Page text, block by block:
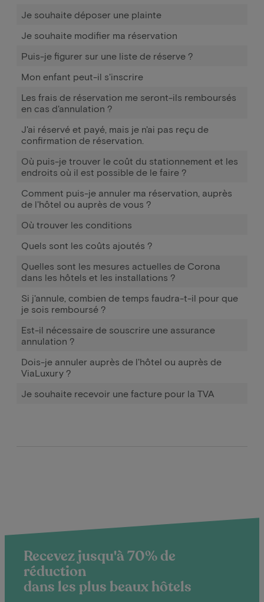
Je souhaite déposer une plainte
Je souhaite modifier ma réservation
Puis-je figurer sur une liste de réserve ?
Mon enfant peut-il s'inscrire
Les frais de réservation me seront-ils remboursés
en cas d'annulation ?
J'ai réservé et payé, mais je n'ai pas reçu de
confirmation de réservation.
Où puis-je trouver le coût du stationnement et les
endroits où il est possible de le faire ?
Comment puis-je annuler ma réservation, auprès
de l'hôtel ou auprès de vous ?
Où trouver les conditions
Quels sont les coûts ajoutés ?
Quelles sont les mesures actuelles de Corona
dans les hôtels et les installations ?
Si j'annule, combien de temps faudra-t-il pour que
je sois remboursé ?
Est-il nécessaire de souscrire une assurance
annulation ?
Dois-je annuler auprès de l'hôtel ou auprès de
ViaLuxury ?
Je souhaite recevoir une facture pour la TVA
Recevez jusqu'à 70% de
réduction
dans les plus beaux hôtels